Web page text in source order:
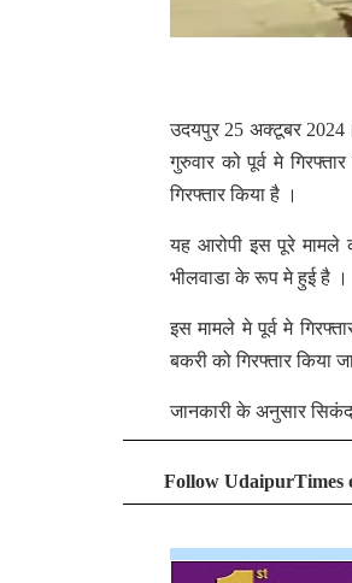
उदयपुर 25 अक्टूबर 2024।
गुरुवार को पूर्व मे
गिरफ्तार किया है ।
यह आरोपी इस पूरे मामले
भीलवाडा के रूप मे हुई है ।
इस मामले मे पूर्व मे
बकरी को गिरफ्तार किया
जानकारी के अनुसार
Follow UdaipurTimes